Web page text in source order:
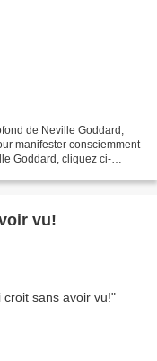
de Neville Goddard,
manifester consciemment
Goddard, cliquez ci-
vu!